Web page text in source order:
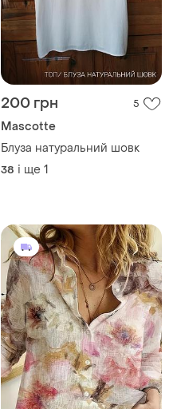
200 грн 5
Mascotte
Блуза натуральний шовк
38 і ще 1